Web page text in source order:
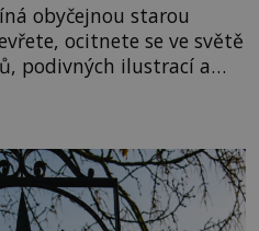
obyčejnou starou
ocitnete se ve světě
podivných ilustrací a
století vzdoruje všem
kodex patří mezi
kdy vznikl ani co